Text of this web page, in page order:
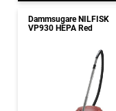
Dammsugare NILFISK
VP930 HEPA Red